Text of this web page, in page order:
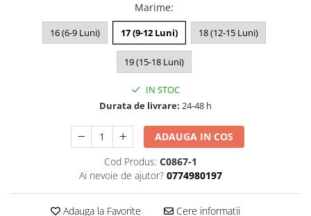
Marime:
16 (6-9 Luni) 17 (9-12 Luni) 18 (12-15 Luni)
19 (15-18 Luni)
IN STOC
Durata de livrare: 24-48 h
ADAUGA IN COS
Cod Produs: C0867-1
Ai nevoie de ajutor? 0774980197
Adauga la Favorite Cere informatii